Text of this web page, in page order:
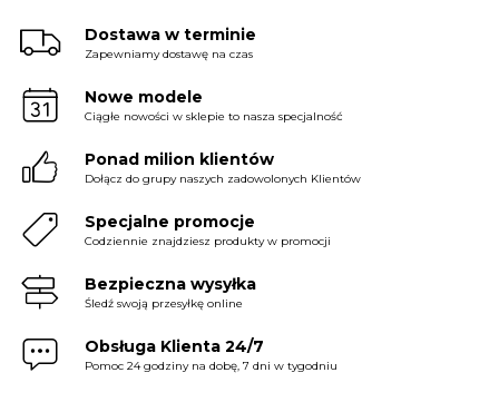
Dostawa w terminie
Zapewniamy dostawę na czas
Nowe modele
Ciągłe nowości w sklepie to nasza specjalność
Ponad milion klientów
Dołącz do grupy naszych zadowolonych Klientów
Specjalne promocje
Codziennie znajdziesz produkty w promocji
Bezpieczna wysyłka
Śledź swoją przesyłkę online
Obsługa Klienta 24/7
Pomoc 24 godziny na dobę, 7 dni w tygodniu